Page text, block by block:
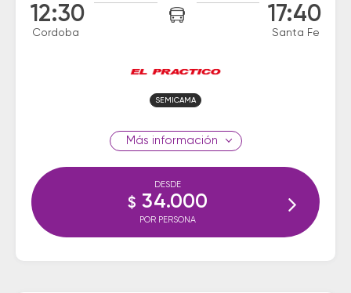
12:30
Cordoba
17:40
Santa Fe
SEMICAMA
información
DESDE
$ 34.000
POR PERSONA